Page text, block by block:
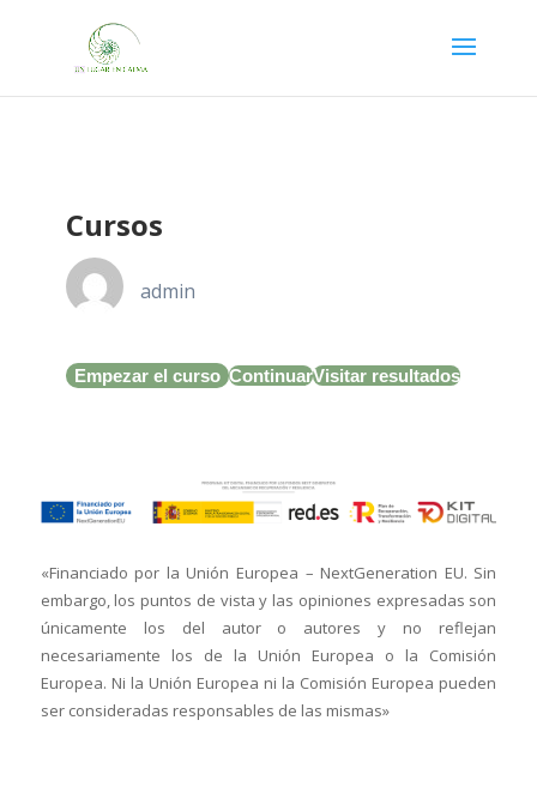
Cursos
admin
Empezar el curso ContinuarVisitar resultados
«Financiado por la Unión Europea – NextGeneration EU. Sin
embargo, los puntos de vista y las opiniones expresadas son
únicamente los del autor o autores y no reflejan
necesariamente los de la Unión Europea o la Comisión
Europea. Ni la Unión Europea ni la Comisión Europea pueden
ser consideradas responsables de las mismas»